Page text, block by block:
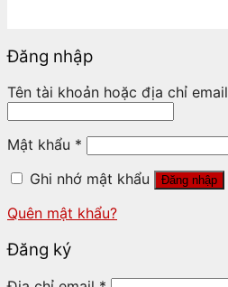
Đăng nhập
Tên tài khoản hoặc địa chỉ email
Mật khẩu *
Ghi nhớ mật khẩu
Đăng nhập
Quên mật khẩu?
Đăng ký